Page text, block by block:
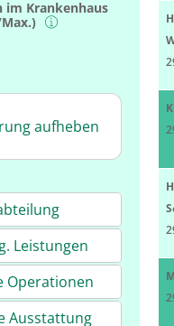
im Krankenhaus
aufheben
Leistungen
Operationen
Ausstattung